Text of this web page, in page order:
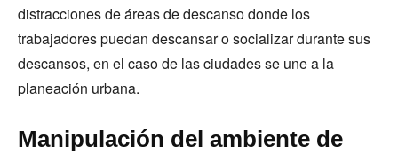
distracciones de áreas de descanso donde los
trabajadores puedan descansar o socializar durante sus
descansos, en el caso de las ciudades se une a la
planeación urbana.
Manipulación del ambiente de